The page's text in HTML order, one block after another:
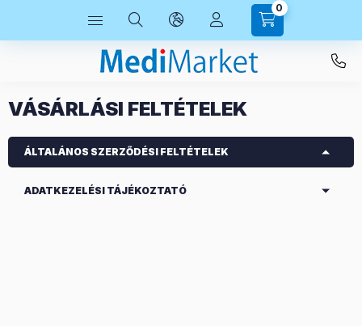
0
VÁSÁRLÁSI FELTÉTELEK
ÁLTALÁNOS SZERZŐDÉSI FELTÉTELEK
ADATKEZELÉSI TÁJÉKOZTATÓ